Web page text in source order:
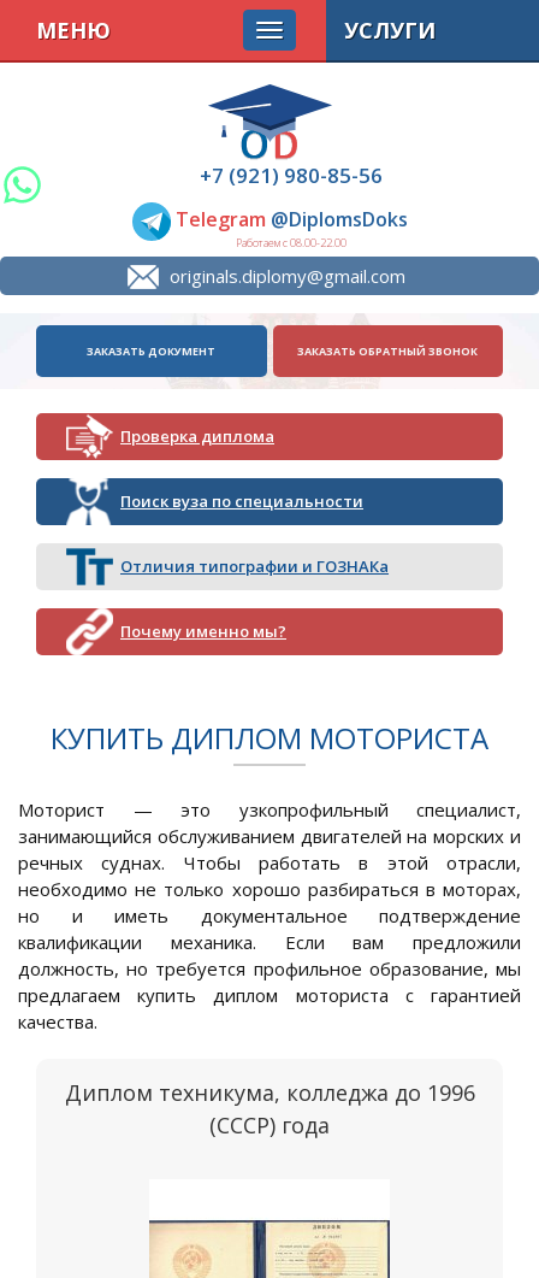
+7 (921) 980-85-56
Telegram @DiplomsDoks
Работаем с 08.00-22.00
originals.diplomy@gmail.com
МЕНЮ
ЗАКАЗАТЬ ДОКУМЕНТ ЗАКАЗАТЬ ОБРАТНЫЙ ЗВОНОК
Проверка диплома
Поиск вуза по специальности
Отличия типографии и ГОЗНАКа
Почему именно мы?
УСЛУГИ
КУПИТЬ ДИПЛОМ МОТОРИСТА
Моторист — это узкопрофильный специалист,
занимающийся обслуживанием двигателей на морских и
речных суднах. Чтобы работать в этой отрасли,
необходимо не только хорошо разбираться в моторах,
но и иметь документальное подтверждение
квалификации механика. Если вам предложили
должность, но требуется профильное образование, мы
предлагаем купить диплом моториста с гарантией
качества.
Диплом техникума, колледжа до 1996
(СССР) года